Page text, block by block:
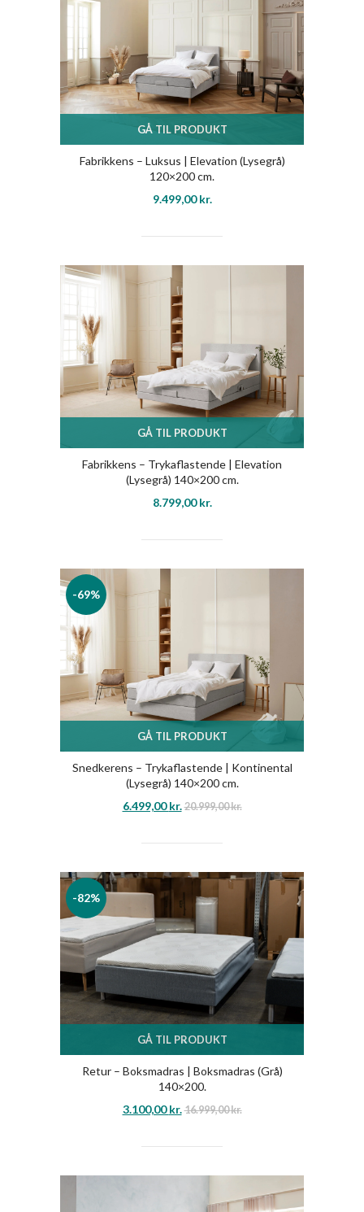
GÅ TIL PRODUKT
Fabrikkens – Luksus | Elevation (Lysegrå)
120×200 cm.
9.499,00kr.
GÅ TIL PRODUKT
Fabrikkens – Trykaflastende | Elevation
(Lysegrå) 140×200 cm.
8.799,00kr.
-69%
GÅ TIL PRODUKT
Snedkerens – Trykaflastende | Kontinental
(Lysegrå) 140×200 cm.
6.499,00kr. 20.999,00kr.
-82%
GÅ TIL PRODUKT
Retur – Boksmadras | Boksmadras (Grå)
140×200.
3.100,00kr. 16.999,00kr.